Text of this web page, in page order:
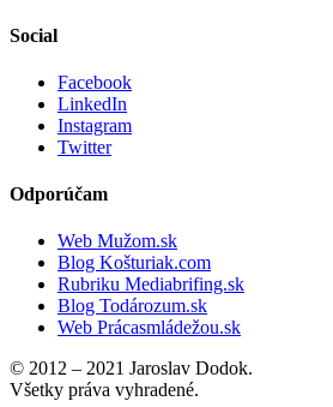
Social
Facebook
LinkedIn
Instagram
Twitter
Odporúčam
Web Mužom.sk
Blog Košturiak.com
Rubriku Mediabrifing.sk
Blog Todározum.sk
Web Prácasmládežou.sk
© 2012 – 2021 Jaroslav Dodok.
Všetky práva vyhradené.